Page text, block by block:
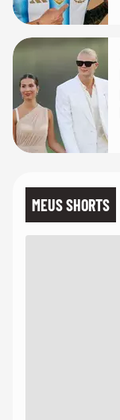
MEUS SHORTS